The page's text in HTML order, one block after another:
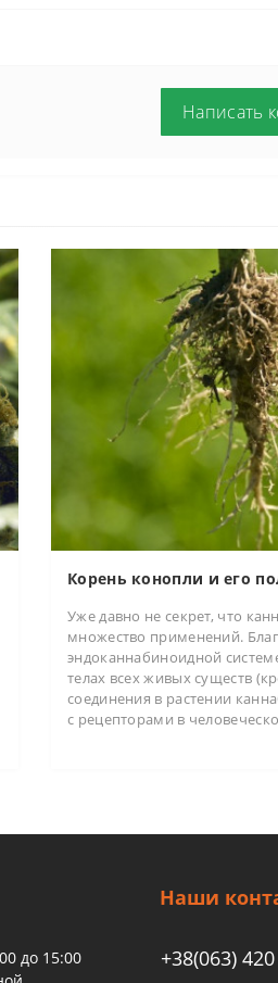
Написать
Корень конопли и его
Уже давно не секрет, что
множество применений.
эндоканнабиноидной
телах всех живых существ
соединения в растении
с рецепторами в
до 15:00
Наши
+38(063)